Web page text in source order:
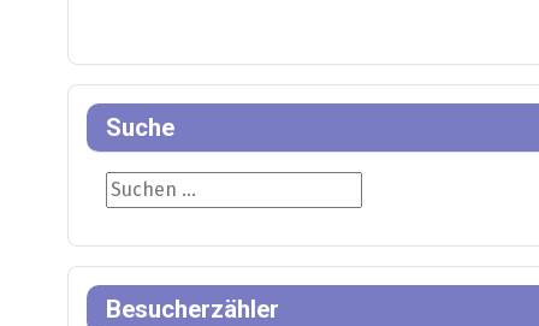
Suche
Suche
Besucherzähler